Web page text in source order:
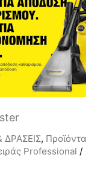
ΔΡΑΣΕΙΣ, Προϊόντα
Professional /